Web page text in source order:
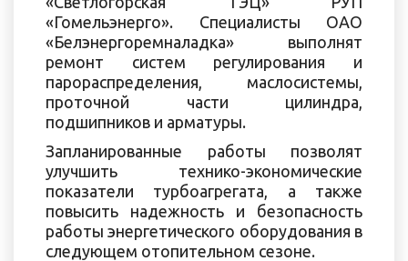
«Гомельэнерго». Специалисты ОАО
«Белэнергоремналадка» выполнят
ремонт систем регулирования и
парораспределения, маслосистемы,
проточной части цилиндра,
подшипников и арматуры.
Запланированные работы позволят
улучшить технико-экономические
показатели турбоагрегата, а также
повысить надежность и безопасность
работы энергетического оборудования в
следующем отопительном сезоне.